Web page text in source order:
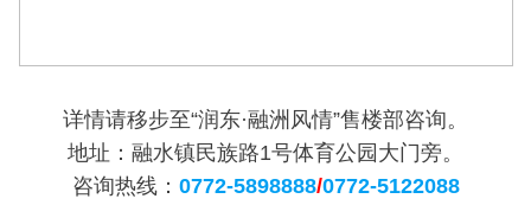
详情请移步至“润东·融洲风情”售楼部咨询。
地址：融水镇民族路1号体育公园大门旁。
咨询热线： 0772-5898888/0772-5122088